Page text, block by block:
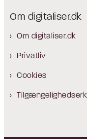
Om digitaliser.dk
Om digitaliser.dk
Privatliv
Cookies